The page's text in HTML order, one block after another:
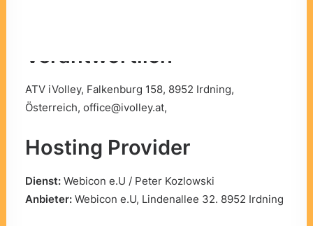
Verantwortlich
ATV iVolley, Falkenburg 158, 8952 Irdning,
Österreich, office@ivolley.at,
Hosting Provider
Dienst: Webicon e.U / Peter Kozlowski
Anbieter: Webicon e.U, Lindenallee 32. 8952 Irdning